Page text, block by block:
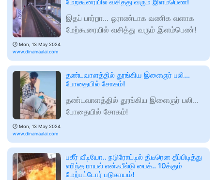
🕑 Mon, 13 May 2024
www.dinamaalai.com
மேற்கூரையில் வசித்து வரும் இளம்பெண்!
இதப் பார்றா... ஓராண்டாக வணிக வளாக
மேற்கூரையில் வசித்து வரும் இளம்பெண்!
🕑 Mon, 13 May 2024
www.dinamaalai.com
தண்டவாளத்தில் தூங்கிய இளைஞர் பலி...
போதையில் சோகம்!
தண்டவாளத்தில் தூங்கிய இளைஞர் பலி...
போதையில் சோகம்!
பகீர் வீடியோ.. நடுரோட்டில் திடீரென தீப்பிடித்து
எரிந்த ராயல் என்ஃபீல்டு பைக்.. 10க்கும்
மேற்பட்டோர் படுகாயம்!